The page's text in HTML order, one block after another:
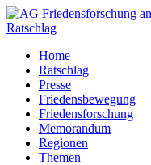
Home
Ratschlag
Presse
Friedensbewegung
Friedensforschung
Memorandum
Regionen
Themen